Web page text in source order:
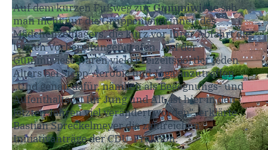
Auf dem kurzen Fußweg zurGummiwiesesah
man nicht nur die Gruppenleiterinnen des
Mädchenzeltlagers, die kurz vor Ihrer Abfahrt die
letzten Vorbereitungen trafen. Auf der
Gummiwiese waren viele Freizeitsportler jeden
Alters bei Stepp-Aerobic und Joga anzutreffen.
„Und genau dafür, nämlich als Begegnungs- und
Aufenthaltsort für Jung und Alt, ist hier in den
letzten Jahren viel verändert worden“, erklärte
Bastian Spreckelmeyer die zahlreichen
Initiativanträge der CDU-Fraktion.